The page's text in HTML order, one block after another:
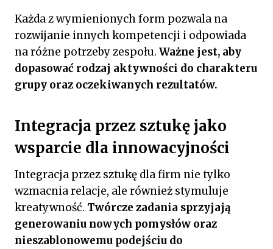
Każda z wymienionych form pozwala na
rozwijanie innych kompetencji i odpowiada
na różne potrzeby zespołu. Ważne jest, aby
dopasować rodzaj aktywności do charakteru
grupy oraz oczekiwanych rezultatów.
Integracja przez sztukę jako
wsparcie dla innowacyjności
Integracja przez sztukę dla firm nie tylko
wzmacnia relacje, ale również stymuluje
kreatywność. Twórcze zadania sprzyjają
generowaniu nowych pomysłów oraz
nieszablonowemu podejściu do